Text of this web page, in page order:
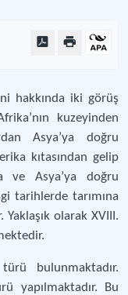
hakkında iki görüş
kuzeyinden
Asya’ya doğru
kıtasından gelip
ve Asya’ya doğru
tarihlerde tarımına
olarak XVIII.
bulunmaktadır.
yapılmaktadır. Bu